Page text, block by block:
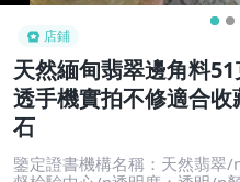
店鋪
天然緬甸翡翠邊角料
透手機實拍不修適合
石
鑒定證書機構名稱：天然翡翠